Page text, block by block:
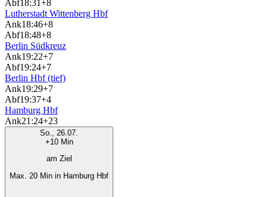
Abf18:31+8
Lutherstadt Wittenberg Hbf
Ank18:46+8
Abf18:48+8
Berlin Südkreuz
Ank19:22+7
Abf19:24+7
Berlin Hbf (tief)
Ank19:29+7
Abf19:37+4
Hamburg Hbf
Ank21:24+23
So., 26.07.
+10 Min
am Ziel
Max. 20 Min in Hamburg Hbf